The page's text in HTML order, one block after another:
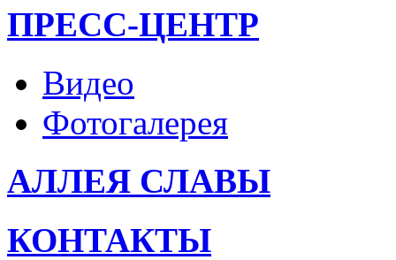
ПРЕСС-ЦЕНТР
Видео
Фотогалерея
АЛЛЕЯ СЛАВЫ
КОНТАКТЫ